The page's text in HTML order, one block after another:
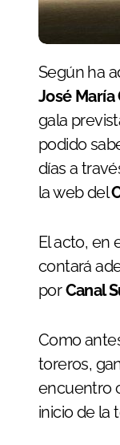
Según ha
José María
gala
podido
días a
la web del
El acto, en
contará
porCanal
Como
toreros,
encuentro
inicio de la